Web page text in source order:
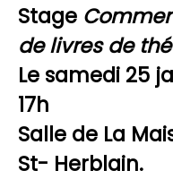
Stage
de livres de
Le samedi 25
17h
Salle de La
St- Herblain.